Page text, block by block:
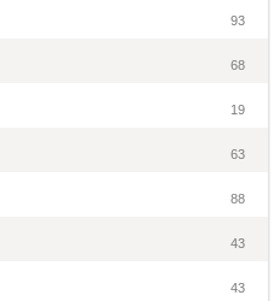
93
68
19
63
88
43
43